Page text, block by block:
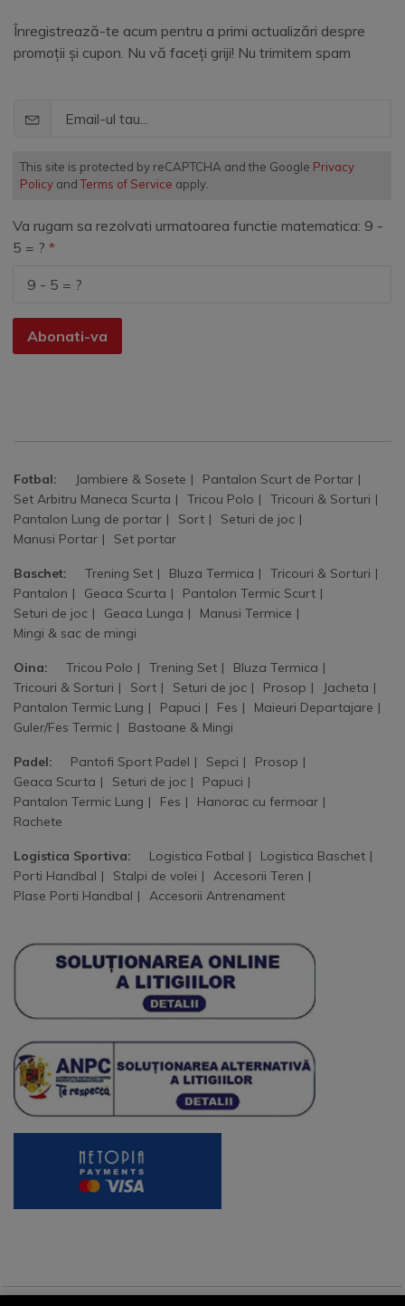
Înregistrează-te acum pentru a primi actualizări despre
promoții și cupon. Nu vă faceți griji! Nu trimitem spam
This site is protected by reCAPTCHA and the Google Privacy
Policy andTerms of Service apply.
Va rugam sa rezolvati urmatoarea functie matematica: 9 -
5 = ?
Abonati-va
Fotbal: Jambiere & Sosete
Pantalon Scurt de Portar
Set Arbitru Maneca Scurta
Tricou Polo
Tricouri & Sorturi
Pantalon Lung de portar
Sort
Seturi de joc
Manusi Portar
Set portar
Baschet: Trening Set Bluza Termica
Tricouri & Sorturi
Pantalon
Geaca Scurta
Pantalon Termic Scurt
Seturi de joc
Geaca Lunga
Manusi Termice
Mingi & sac de mingi
Oina: Tricou Polo Trening Set
Bluza Termica
Tricouri & Sorturi
Sort Seturi de joc Prosop
Jacheta
Pantalon Termic Lung
Papuci Fes
Maieuri Departajare
Guler/Fes Termic
Bastoane & Mingi
Padel: Pantofi Sport Padel Sepci
Prosop
Geaca Scurta
Seturi de joc
Papuci
Pantalon Termic Lung
Fes
Hanorac cu fermoar
Rachete
Logistica Sportiva: Logistica Fotbal
Logistica Baschet
Porti Handbal
Stalpi de volei
Accesorii Teren
Plase Porti Handbal
Accesorii Antrenament